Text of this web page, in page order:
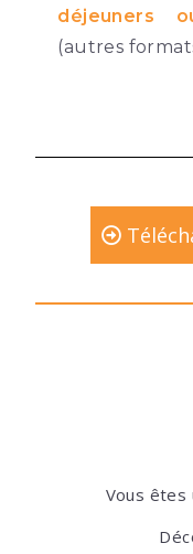
déjeuners
(autres
Vous êtes